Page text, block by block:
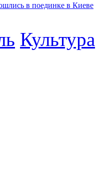
в поединке в Киеве
Культура